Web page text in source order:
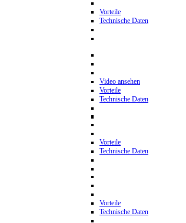
Vorteile
Technische Daten
Video ansehen
Vorteile
Technische Daten
Vorteile
Technische Daten
Vorteile
Technische Daten